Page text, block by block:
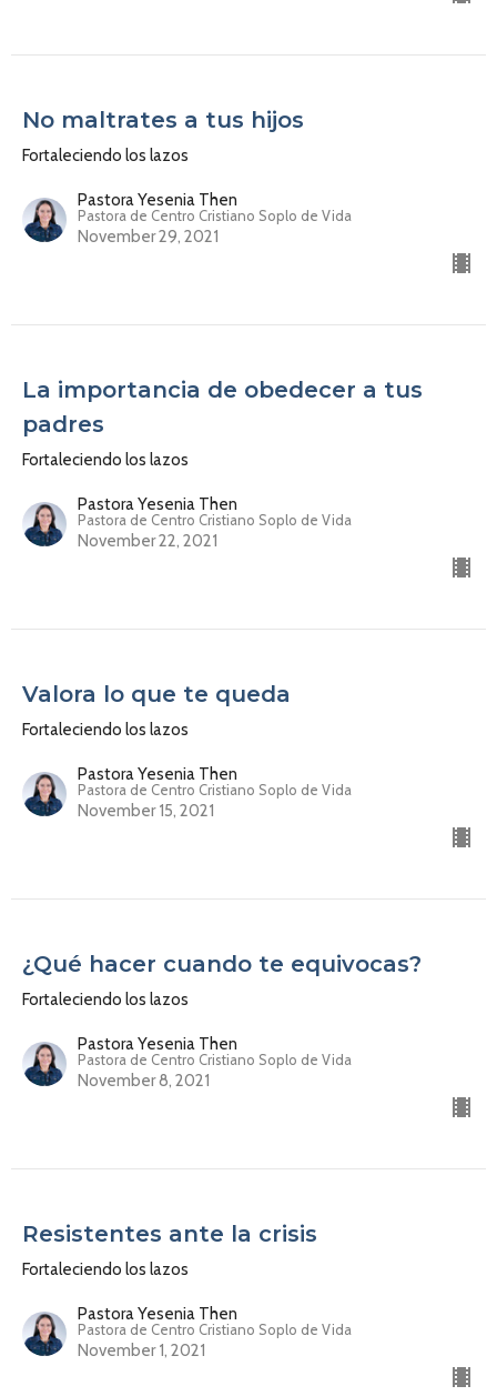
No maltrates a tus hijos
Fortaleciendo los lazos
Pastora Yesenia Then
Pastora de Centro Cristiano Soplo de Vida
November 29, 2021
La importancia de obedecer a tus
padres
Fortaleciendo los lazos
Pastora Yesenia Then
Pastora de Centro Cristiano Soplo de Vida
November 22, 2021
Valora lo que te queda
Fortaleciendo los lazos
Pastora Yesenia Then
Pastora de Centro Cristiano Soplo de Vida
November 15, 2021
¿Qué hacer cuando te equivocas?
Fortaleciendo los lazos
Pastora Yesenia Then
Pastora de Centro Cristiano Soplo de Vida
November 8, 2021
Resistentes ante la crisis
Fortaleciendo los lazos
Pastora Yesenia Then
Pastora de Centro Cristiano Soplo de Vida
November 1, 2021